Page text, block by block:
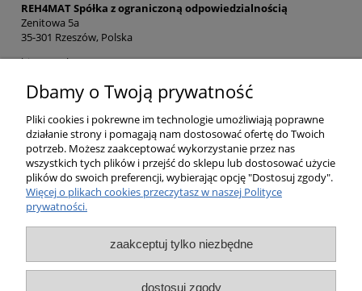
REH4MAT Spółka z ograniczoną odpowiedzialnością
Zenitowa 5a
35-301 Rzeszów, Polska
biuro@reh4mat.com
Zgłoś problem z bezpieczeństwem produktu
Opinie o produkcie (0)
Pomoc
Moje konto
Dbamy o Twoją prywatność
Pliki cookies i pokrewne im technologie umożliwiają poprawne
działanie strony i pomagają nam dostosować ofertę do Twoich
potrzeb. Możesz zaakceptować wykorzystanie przez nas
wszystkich tych plików i przejść do sklepu lub dostosować użycie
plików do swoich preferencji, wybierając opcję "Dostosuj zgody".
Więcej o plikach cookies przeczytasz w naszej Polityce
prywatności.
zaakceptuj tylko niezbędne
dostosuj zgody